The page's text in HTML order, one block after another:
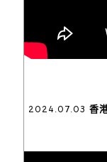
2024.07.03 香